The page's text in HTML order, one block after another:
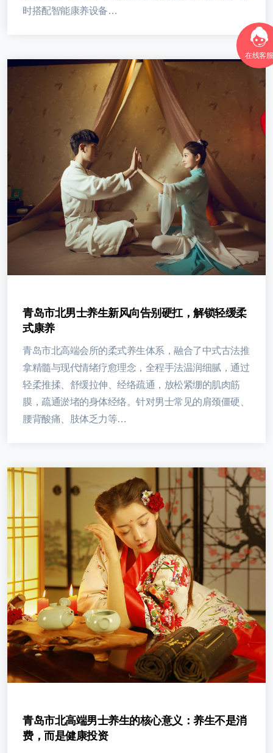
在线客服
时搭配智能康养设备…
青岛市北男士养生新风向告别硬扛，解锁轻缓柔
式康养
青岛市北高端会所的柔式养生体系，融合了中式古法推
拿精髓与现代情绪疗愈理念，全程手法温润细腻，通过
轻柔推揉、舒缓拉伸、经络疏通，放松紧绷的肌肉筋
膜，疏通淤堵的身体经络。针对男士常见的肩颈僵硬、
腰背酸痛、肢体乏力等…
青岛市北高端男士养生的核心意义：养生不是消
费，而是健康投资